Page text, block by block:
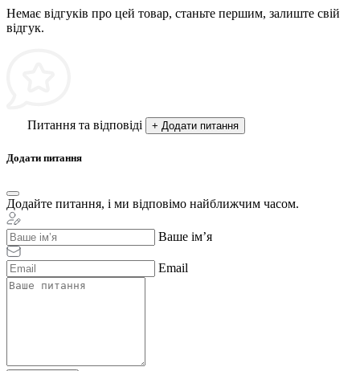
Немає відгуків про цей товар, станьте першим, залиште свій
відгук.
Питання та відповіді + Додати питання
Додати питання
Додайте питання, і ми відповімо найближчим часом.
Ваше ім’я
Email